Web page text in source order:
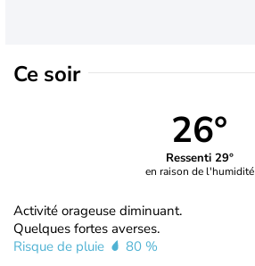
Ce soir
26°
Ressenti 29°
en raison de l'humidité
Activité orageuse diminuant.
Quelques fortes averses.
Risque de pluie
80 %